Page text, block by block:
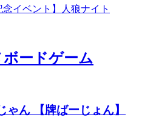
念イベント】人狼ナイト
ん 【牌ばーじょん】